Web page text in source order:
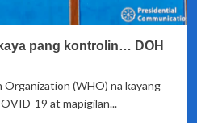
pang kontrolin… DOH
(WHO) na kayang
19 at mapigilan...